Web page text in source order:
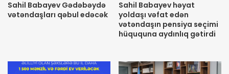
Sahil Babayev Gədəbəydə
vətəndaşları qəbul edəcək
Sahil Babayev həyat
yoldaşı vəfat edən
vətəndaşın pensiya seçimi
hüququna aydınlıq gətirdi